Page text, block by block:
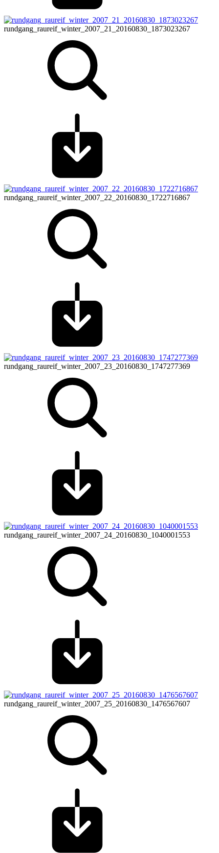
rundgang_raureif_winter_2007_21_20160830_1873023267
rundgang_raureif_winter_2007_22_20160830_1722716867
rundgang_raureif_winter_2007_23_20160830_1747277369
rundgang_raureif_winter_2007_24_20160830_1040001553
rundgang_raureif_winter_2007_25_20160830_1476567607